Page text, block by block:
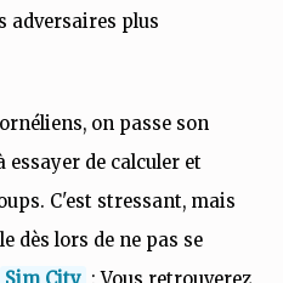
adversaires plus
on passe son
essayer de calculer et
C'est stressant, mais
dès lors de ne pas se